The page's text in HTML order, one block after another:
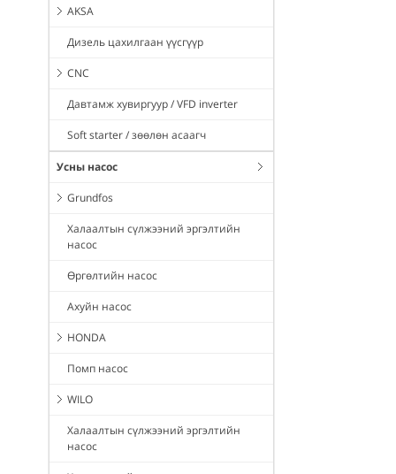
AKSA
Дизель цахилгаан үүсгүүр
CNC
Давтамж хувиргуур / VFD inverter
Soft starter / зөөлөн асаагч
Усны насос
Grundfos
Халаалтын сүлжээний эргэлтийн
насос
Өргөлтийн насос
Ахуйн насос
HONDA
Помп насос
WILO
Халаалтын сүлжээний эргэлтийн
насос